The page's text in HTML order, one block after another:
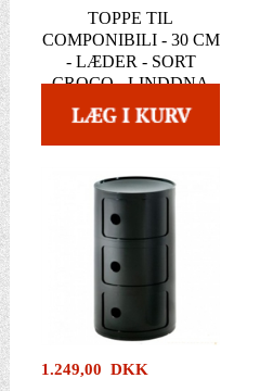
TOPPE TIL
COMPONIBILI - 30 CM
- LÆDER - SORT
CROCO - LINDDNA
1.249,00 DKK